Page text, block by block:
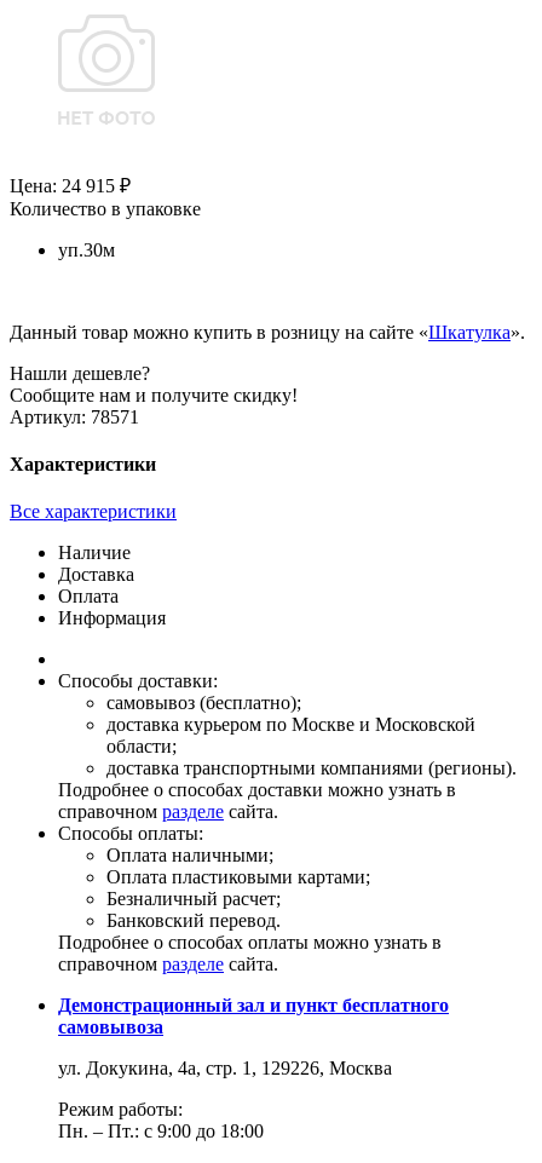
Цена: 24 915 ₽
Количество в упаковке
уп.30м
Данный товар можно купить в розницу на сайте «Шкатулка».
Нашли дешевле?
Сообщите нам и получите скидку!
Артикул: 78571
Характеристики
Все характеристики
Наличие
Доставка
Оплата
Информация
Способы доставки:
самовывоз (бесплатно);
доставка курьером по Москве и Московской
области;
доставка транспортными компаниями (регионы).
Подробнее о способах доставки можно узнать в
справочном разделе сайта.
Способы оплаты:
Оплата наличными;
Оплата пластиковыми картами;
Безналичный расчет;
Банковский перевод.
Подробнее о способах оплаты можно узнать в
справочном разделе сайта.
Демонстрационный зал и пункт бесплатного
самовывоза
ул. Докукина, 4а, стр. 1, 129226, Москва
Режим работы:
Пн. – Пт.: с 9:00 до 18:00